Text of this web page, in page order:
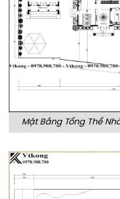
Mặt Bằng Tổng Thể